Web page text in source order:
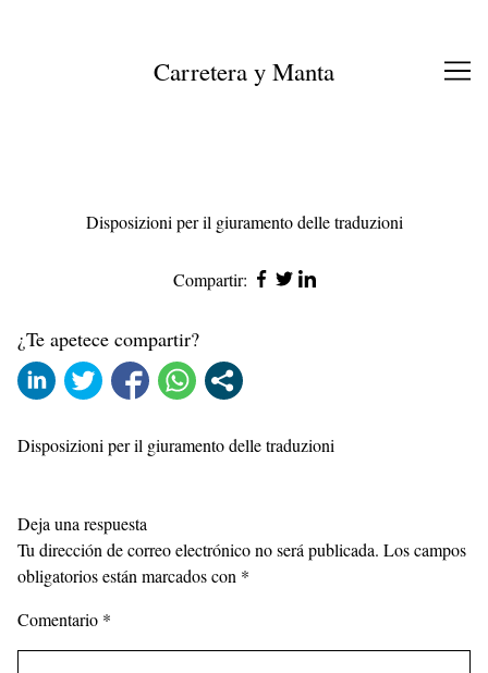
Carretera y Manta
Disposizioni per il giuramento delle traduzioni
Compartir:
¿Te apetece compartir?
Disposizioni per il giuramento delle traduzioni
Deja una respuesta
Tu dirección de correo electrónico no será publicada. Los campos
obligatorios están marcados con *
Comentario *